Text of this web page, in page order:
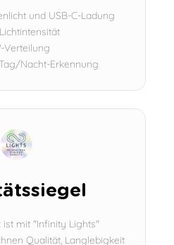
und USB-C-Ladung
Verteilung
Nacht-Erkennung
ist mit "Infinity Lights"
Qualität, Langlebigkeit